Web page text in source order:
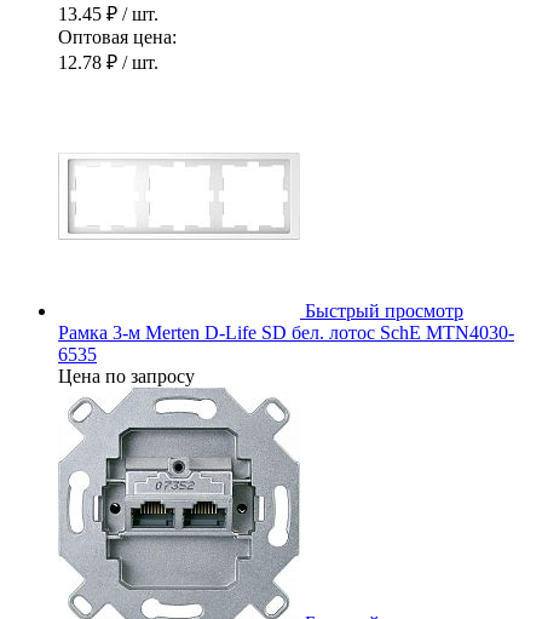
13.45 ₽ / шт.
Оптовая цена:
12.78 ₽ / шт.
Быстрый просмотр
Рамка 3-м Merten D-Life SD бел. лотос SchE MTN4030-
6535
Цена по запросу